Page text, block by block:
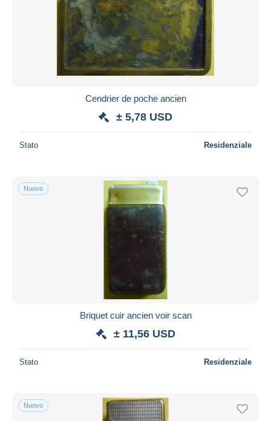
Cendrier de poche ancien
± 5,78 USD
Stato Residenziale
Nuovo
Briquet cuir ancien voir scan
± 11,56 USD
Stato Residenziale
Nuovo